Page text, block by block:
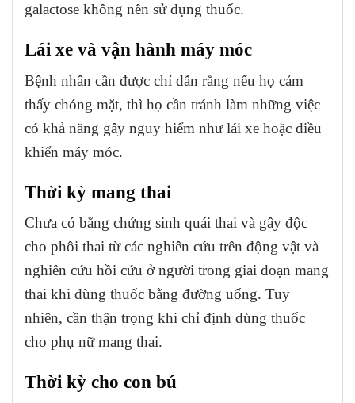
galactose không nên sử dụng thuốc.
Lái xe và vận hành máy móc
Bệnh nhân cần được chỉ dẫn rằng nếu họ cảm
thấy chóng mặt, thì họ cần tránh làm những việc
có khả năng gây nguy hiểm như lái xe hoặc điều
khiển máy móc.
Thời kỳ mang thai
Chưa có bằng chứng sinh quái thai và gây độc
cho phôi thai từ các nghiên cứu trên động vật và
nghiên cứu hồi cứu ở người trong giai đoạn mang
thai khi dùng thuốc bằng đường uống. Tuy
nhiên, cần thận trọng khi chỉ định dùng thuốc
cho phụ nữ mang thai.
Thời kỳ cho con bú